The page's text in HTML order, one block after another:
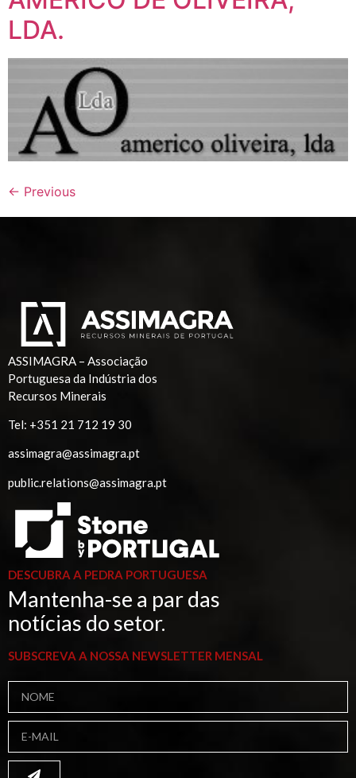
LDA.
← Previous
ASSIMAGRA – Associação
Portuguesa da Indústria dos
Recursos Minerais
Tel: +351 21 712 19 30
assimagra@assimagra.pt
public.relations@assimagra.pt
DESCUBRA A PEDRA PORTUGUESA
Mantenha-se a par das
notícias do setor.
SUBSCREVA A NOSSA NEWSLETTER MENSAL